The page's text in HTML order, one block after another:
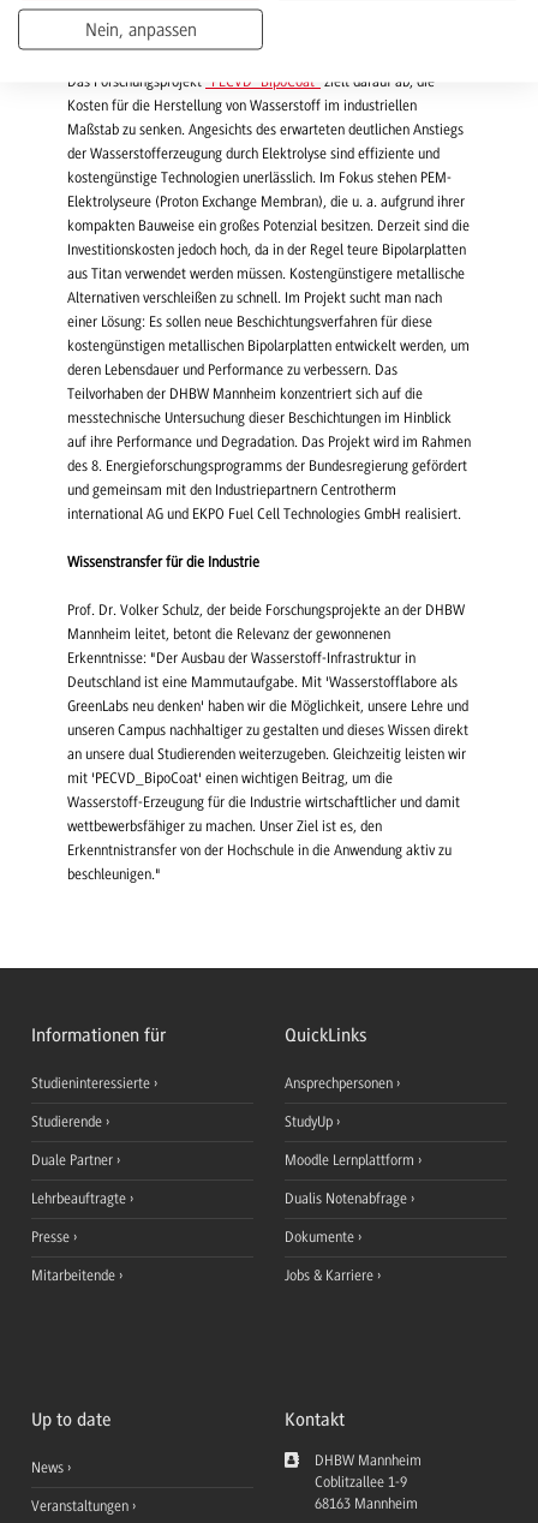
PECVD_BipoCoat: Günstigere Elektrolyseure dank innovativer
Beschichtungen
Das Forschungsprojekt "PECVD_BipoCoat" zielt darauf ab, die
Kosten für die Herstellung von Wasserstoff im industriellen
Maßstab zu senken. Angesichts des erwarteten deutlichen Anstiegs
der Wasserstofferzeugung durch Elektrolyse sind effiziente und
kostengünstige Technologien unerlässlich. Im Fokus stehen PEM-
Elektrolyseure (Proton Exchange Membran), die u. a. aufgrund ihrer
kompakten Bauweise ein großes Potenzial besitzen. Derzeit sind die
Investitionskosten jedoch hoch, da in der Regel teure Bipolarplatten
aus Titan verwendet werden müssen. Kostengünstigere metallische
Alternativen verschleißen zu schnell. Im Projekt sucht man nach
einer Lösung: Es sollen neue Beschichtungsverfahren für diese
kostengünstigen metallischen Bipolarplatten entwickelt werden, um
deren Lebensdauer und Performance zu verbessern. Das
Teilvorhaben der DHBW Mannheim konzentriert sich auf die
messtechnische Untersuchung dieser Beschichtungen im Hinblick
auf ihre Performance und Degradation. Das Projekt wird im Rahmen
des 8. Energieforschungsprogramms der Bundesregierung gefördert
und gemeinsam mit den Industriepartnern Centrotherm
international AG und EKPO Fuel Cell Technologies GmbH realisiert.
Wissenstransfer für die Industrie
Prof. Dr. Volker Schulz, der beide Forschungsprojekte an der DHBW
Mannheim leitet, betont die Relevanz der gewonnenen
Erkenntnisse: "Der Ausbau der Wasserstoff-Infrastruktur in
Deutschland ist eine Mammutaufgabe. Mit 'Wasserstofflabore als
GreenLabs neu denken' haben wir die Möglichkeit, unsere Lehre und
unseren Campus nachhaltiger zu gestalten und dieses Wissen direkt
an unsere dual Studierenden weiterzugeben. Gleichzeitig leisten wir
mit 'PECVD_BipoCoat' einen wichtigen Beitrag, um die
Wasserstoff-Erzeugung für die Industrie wirtschaftlicher und damit
wettbewerbsfähiger zu machen. Unser Ziel ist es, den
Erkenntnistransfer von der Hochschule in die Anwendung aktiv zu
beschleunigen."
Informationen für
Studieninteressierte
Studierende
Duale Partner
Lehrbeauftragte
Presse
Mitarbeitende
QuickLinks
Ansprechpersonen
StudyUp
Moodle Lernplattform
Dualis Notenabfrage
Dokumente
Jobs & Karriere
Up to date
News
Veranstaltungen
Kontakt
DHBW Mannheim
Coblitzallee 1-9
68163 Mannheim
Nein, anpassen